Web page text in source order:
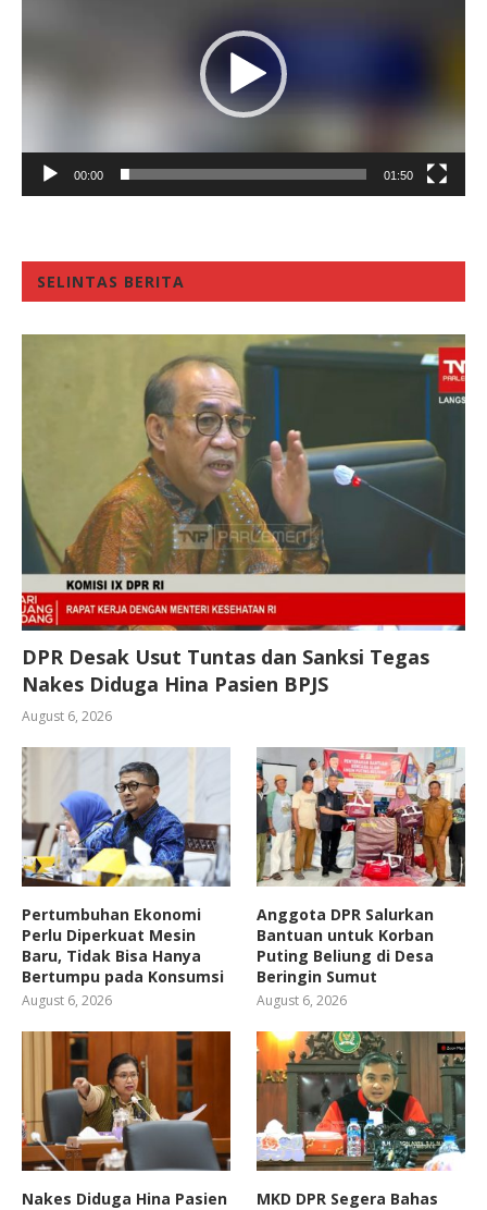
00:00 01:50
SELINTAS BERITA
DPR Desak Usut Tuntas dan Sanksi Tegas
Nakes Diduga Hina Pasien BPJS
August 6, 2026
Pertumbuhan Ekonomi
Perlu Diperkuat Mesin
Baru, Tidak Bisa Hanya
Bertumpu pada Konsumsi
August 6, 2026
Anggota DPR Salurkan
Bantuan untuk Korban
Puting Beliung di Desa
Beringin Sumut
August 6, 2026
Nakes Diduga Hina Pasien
MKD DPR Segera Bahas